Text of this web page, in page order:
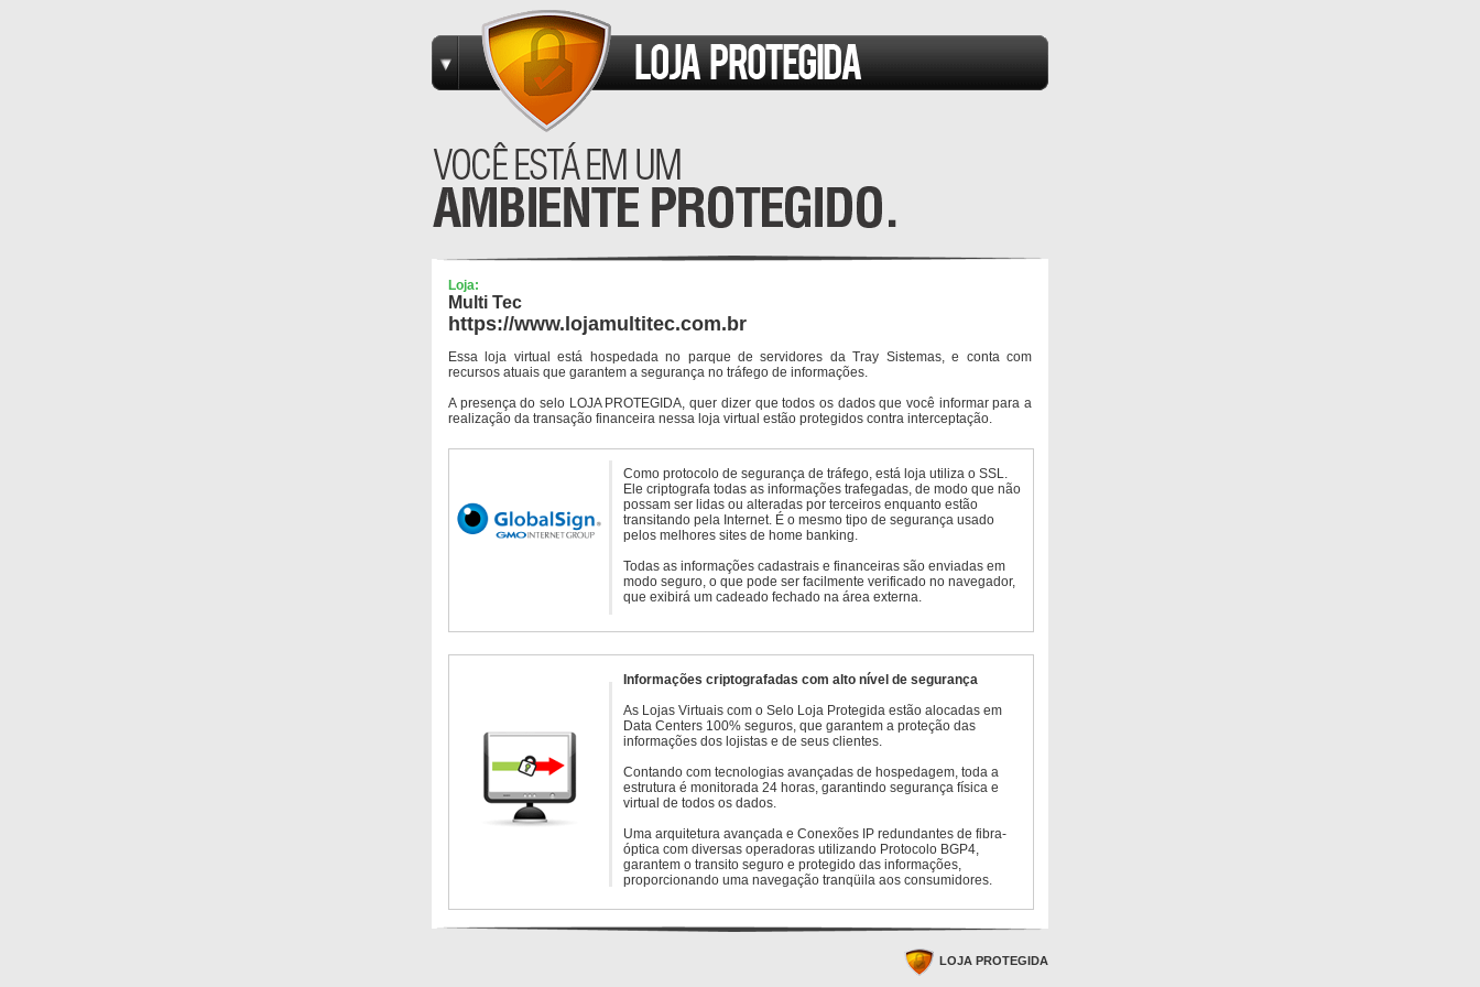
Loja:
Multi Tec
https://www.lojamultitec.com.br
Essa loja virtual está hospedada no parque de servidores da Tray Sistemas, e conta com
recursos atuais que garantem a segurança no tráfego de informações.
A presença do selo LOJA PROTEGIDA, quer dizer que todos os dados que você informar para a
realização da transação financeira nessa loja virtual estão protegidos contra interceptação.
Como protocolo de segurança de tráfego, está loja utiliza o SSL.
Ele criptografa todas as informações trafegadas, de modo que não
possam ser lidas ou alteradas por terceiros enquanto estão
transitando pela Internet. É o mesmo tipo de segurança usado
pelos melhores sites de home banking.
Todas as informações cadastrais e financeiras são enviadas em
modo seguro, o que pode ser facilmente verificado no navegador,
que exibirá um cadeado fechado na área externa.
Informações criptografadas com alto nível de segurança
As Lojas Virtuais com o Selo Loja Protegida estão alocadas em
Data Centers 100% seguros, que garantem a proteção das
informações dos lojistas e de seus clientes.
Contando com tecnologias avançadas de hospedagem, toda a
estrutura é monitorada 24 horas, garantindo segurança física e
virtual de todos os dados.
Uma arquitetura avançada e Conexões IP redundantes de fibra-
óptica com diversas operadoras utilizando Protocolo BGP4,
garantem o transito seguro e protegido das informações,
proporcionando uma navegação tranqüila aos consumidores.
LOJA PROTEGIDA